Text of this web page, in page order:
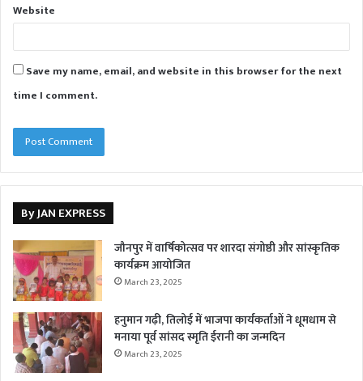
Website
Save my name, email, and website in this browser for the next
time I comment.
By JAN EXPRESS
जौनपुर में वार्षिकोत्सव पर शारदा संगोष्ठी और सांस्कृतिक
कार्यक्रम आयोजित
March 23, 2025
हनुमान गढ़ी, तिलोई में भाजपा कार्यकर्ताओं ने धूमधाम से
मनाया पूर्व सांसद स्मृति ईरानी का जन्मदिन
March 23, 2025